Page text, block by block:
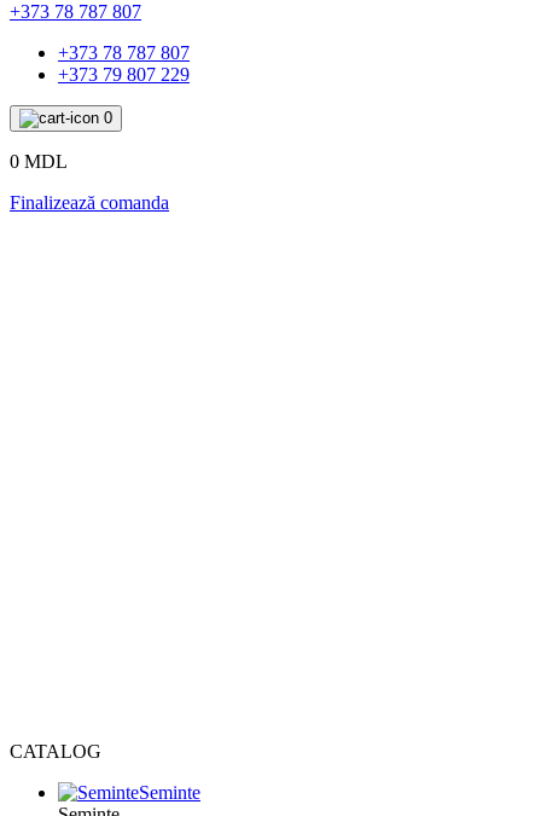
+373 78 787 807
+373 78 787 807
+373 79 807 229
0
0 MDL
Finalizează comanda
CATALOG
Seminte